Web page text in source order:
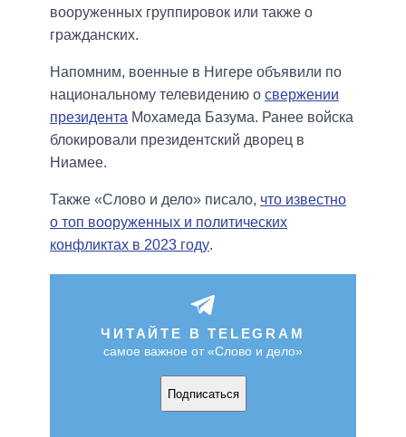
вооруженных группировок или также о
гражданских.
Напомним, военные в Нигере объявили по
национальному телевидению о свержении
президента Мохамеда Базума. Ранее войска
блокировали президентский дворец в
Ниамее.
Также «Слово и дело» писало, что известно
о топ вооруженных и политических
конфликтах в 2023 году.
ЧИТАЙТЕ В TELEGRAM
самое важное от «Слово и дело»
Подписаться